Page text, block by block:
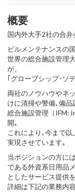
概要
国内外大手2社の合弁
ビルメンテナンスの
世界の総合施設管理
が、
｢グローブシップ･ソ
両社のノウハウやネ
けに清掃や警備､備品
総合施設管理（IFM:
開｡
これにより､今まで
実現させています｡
当ポジションの方に
である外資系日用品
としたサービス提供
詳細は下記の業務内